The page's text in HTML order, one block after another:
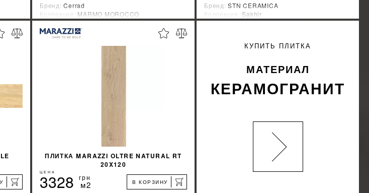
%
Бренд:Cerrad
Коллекция: MARMO MOROCCO
Страна-производитель:Польша
УЗНАТЬ СВОЮ СКИДКУ %
КУПИТЬ
Бренд:STN CERAMICA
Коллекция: Sakhir
Страна-производитель:Испания
ПЛИТКА MARAZZI OLTRE NATURAL RT
20X120
ЦЕНА
3328 грн
м2 В КОРЗИНУ
КУПИТЬ ПЛИТКА
МАТЕРИАЛ
КЕРАМОГРАНИТ